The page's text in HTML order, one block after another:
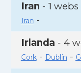
Iran - 1 webs
Iran -
Irlanda - 4
Cork- Dublín -